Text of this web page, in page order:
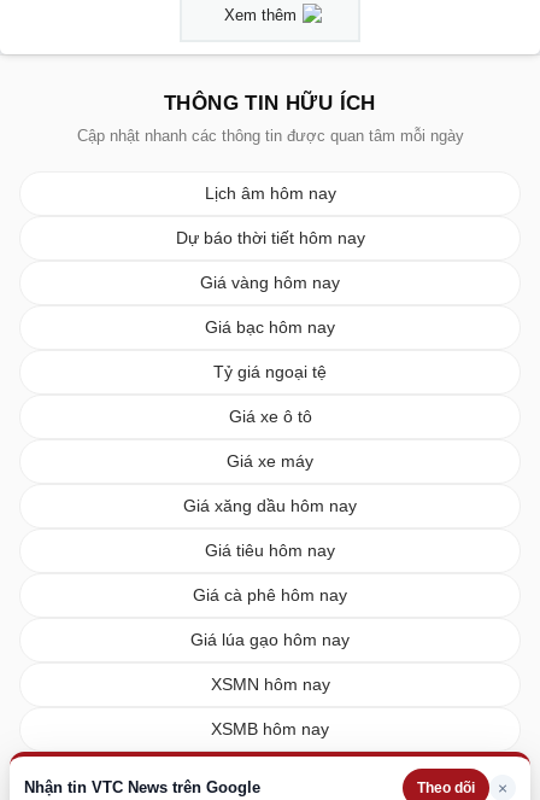
Nhận tin VTC News trên Google Theo dõi ×
Xem thêm
THÔNG TIN HỮU ÍCH
Cập nhật nhanh các thông tin được quan tâm mỗi ngày
Lịch âm hôm nay
Dự báo thời tiết hôm nay
Giá vàng hôm nay
Giá bạc hôm nay
Tỷ giá ngoại tệ
Giá xe ô tô
Giá xe máy
Giá xăng dầu hôm nay
Giá tiêu hôm nay
Giá cà phê hôm nay
Giá lúa gạo hôm nay
XSMN hôm nay
XSMB hôm nay